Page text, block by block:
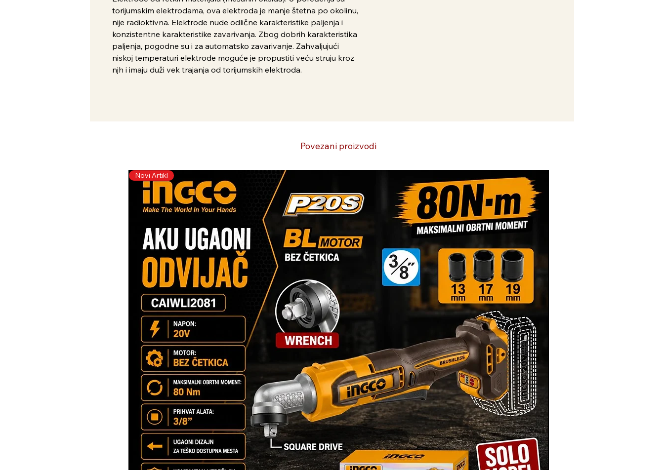
torijumskim elektrodama, ova elektroda je manje štetna po okolinu,
nije radioktivna. Elektrode nude odlične karakteristike paljenja i
konzistentne karakteristike zavarivanja. Zbog dobrih karakteristika
paljenja, pogodne su i za automatsko zavarivanje. Zahvaljujući
niskoj temperaturi elektrode moguće je propustiti veću struju kroz
njh i imaju duži vek trajanja od torijumskih elektroda.
Povezani proizvodi
Novi Artikl